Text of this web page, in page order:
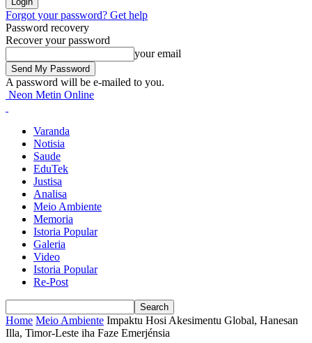
Forgot your password? Get help
Password recovery
Recover your password
your email
A password will be e-mailed to you.
Neon Metin Online
Varanda
Notisia
Saude
EduTek
Justisa
Analisa
Meio Ambiente
Memoria
Istoria Popular
Galeria
Video
Istoria Popular
Re-Post
Home Meio Ambiente Impaktu Hosi Akesimentu Global, Hanesan
Illa, Timor-Leste iha Faze Emerjénsia